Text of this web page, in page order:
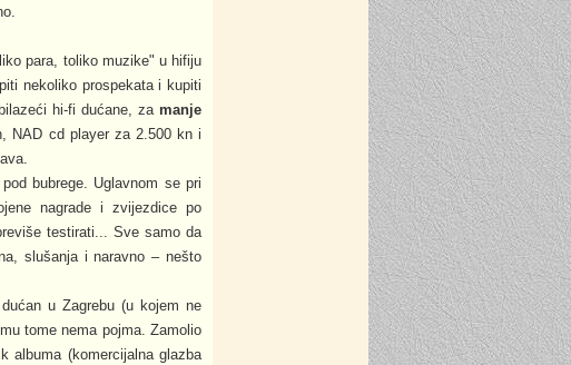
para, toliko muzike" u hifiju
nekoliko prospekata i kupiti
hi-fi dućane, za manje
NAD cd player za 2.500 kn i
bubrege. Uglavnom se pri
nagrade i zvijezdice po
testirati... Sve samo da
slušanja i naravno – nešto
u Zagrebu (u kojem ne
tome nema pojma. Zamolio
albuma (komercijalna glazba